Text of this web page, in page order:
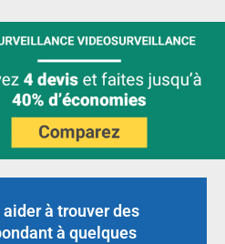
à trouver des
à quelques